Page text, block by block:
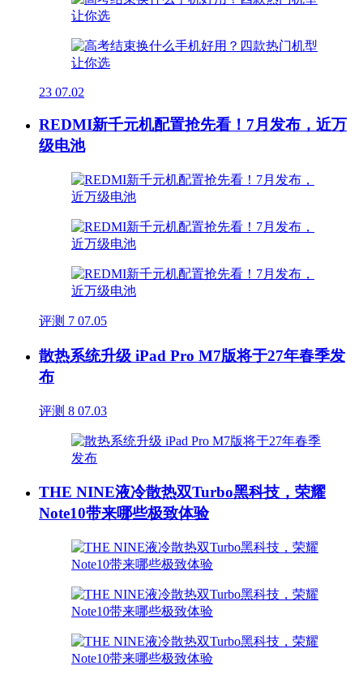
23 07.02
REDMI新千元机配置抢先看！7月发布，近万
级电池
评测 7 07.05
散热系统升级 iPad Pro M7版将于27年春季发
布
评测 8 07.03
THE NINE液冷散热双Turbo黑科技，荣耀
Note10带来哪些极致体验